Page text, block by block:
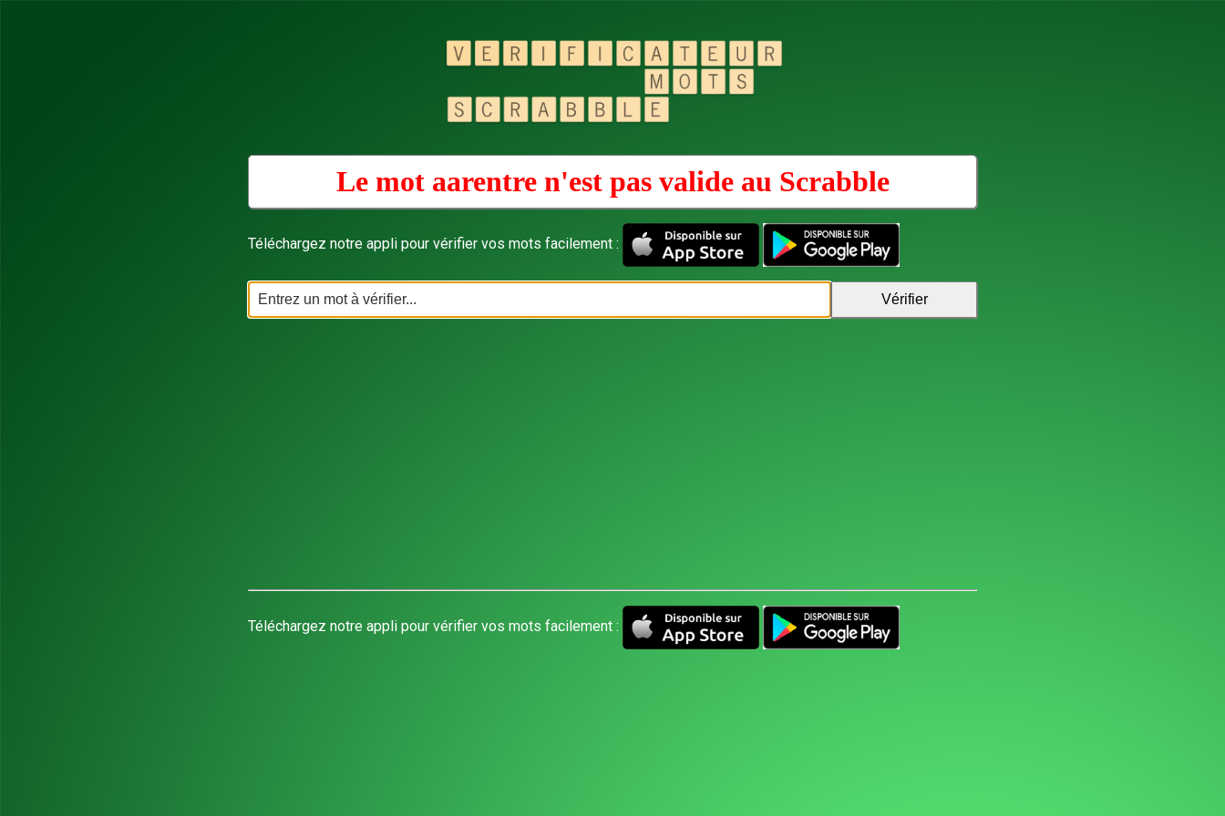
Le mot aarentre n'est pas valide au Scrabble
Téléchargez notre appli pour vérifier vos mots facilement :
Téléchargez notre appli pour vérifier vos mots facilement :